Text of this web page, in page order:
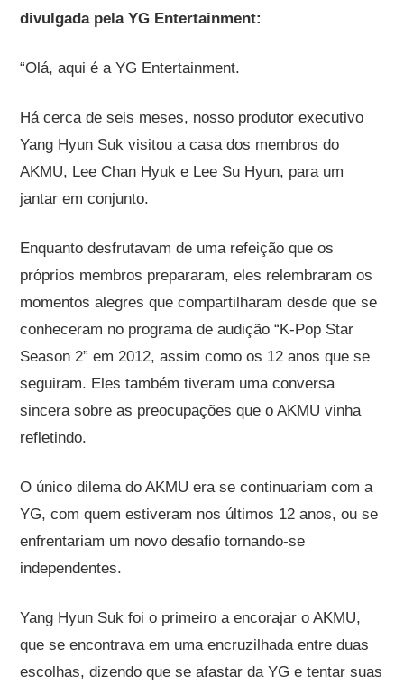
divulgada pela YG Entertainment:
“Olá, aqui é a YG Entertainment.
Há cerca de seis meses, nosso produtor executivo
Yang Hyun Suk visitou a casa dos membros do
AKMU, Lee Chan Hyuk e Lee Su Hyun, para um
jantar em conjunto.
Enquanto desfrutavam de uma refeição que os
próprios membros prepararam, eles relembraram os
momentos alegres que compartilharam desde que se
conheceram no programa de audição “K-Pop Star
Season 2” em 2012, assim como os 12 anos que se
seguiram. Eles também tiveram uma conversa
sincera sobre as preocupações que o AKMU vinha
refletindo.
O único dilema do AKMU era se continuariam com a
YG, com quem estiveram nos últimos 12 anos, ou se
enfrentariam um novo desafio tornando-se
independentes.
Yang Hyun Suk foi o primeiro a encorajar o AKMU,
que se encontrava em uma encruzilhada entre duas
escolhas, dizendo que se afastar da YG e tentar suas